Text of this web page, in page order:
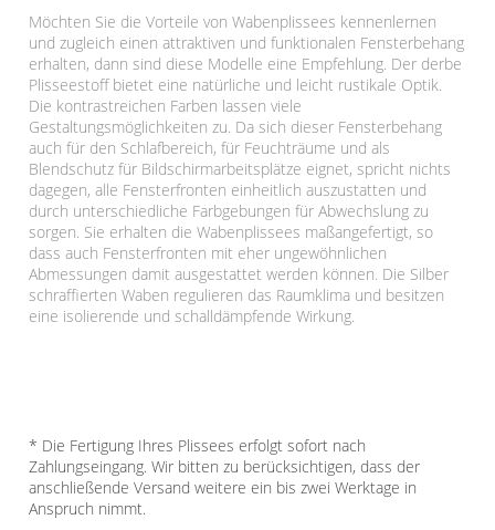
Möchten Sie die Vorteile von Wabenplissees kennenlernen
und zugleich einen attraktiven und funktionalen Fensterbehang
erhalten, dann sind diese Modelle eine Empfehlung. Der derbe
Plisseestoff bietet eine natürliche und leicht rustikale Optik.
Die kontrastreichen Farben lassen viele
Gestaltungsmöglichkeiten zu. Da sich dieser Fensterbehang
auch für den Schlafbereich, für Feuchträume und als
Blendschutz für Bildschirmarbeitsplätze eignet, spricht nichts
dagegen, alle Fensterfronten einheitlich auszustatten und
durch unterschiedliche Farbgebungen für Abwechslung zu
sorgen. Sie erhalten die Wabenplissees maßangefertigt, so
dass auch Fensterfronten mit eher ungewöhnlichen
Abmessungen damit ausgestattet werden können. Die Silber
schraffierten Waben regulieren das Raumklima und besitzen
eine isolierende und schalldämpfende Wirkung.
* Die Fertigung Ihres Plissees erfolgt sofort nach
Zahlungseingang. Wir bitten zu berücksichtigen, dass der
anschließende Versand weitere ein bis zwei Werktage in
Anspruch nimmt.